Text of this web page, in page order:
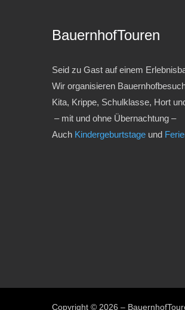
BauernhofTouren
Seid zu Gast auf einem
Wir organisieren
Kita, Krippe, Schulklasse, Hort
– mit und ohne Übernachtung –
Auch Kindergeburtstage und
Copyright © 2026 –